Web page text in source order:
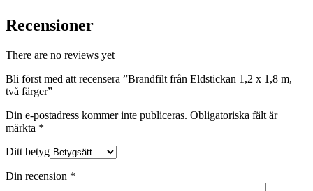
Recensioner
There are no reviews yet
Bli först med att recensera ”Brandfilt från Eldstickan 1,2 x 1,8 m,
två färger”
Din e-postadress kommer inte publiceras. Obligatoriska fält är
märkta *
Ditt betyg
Din recension *